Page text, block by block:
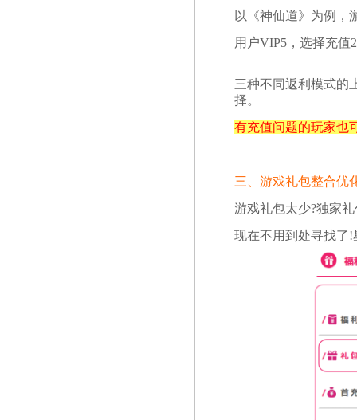
以《神仙道》为例，
用户VIP5，选择充值
三种不同返利模式的
择。
有充值问题的玩家也
三、游戏礼包整合优
游戏礼包太少?独家
现在不用到处寻找了